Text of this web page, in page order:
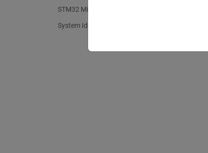
STM32 Microcontroller Blockset
System Identification Toolbox